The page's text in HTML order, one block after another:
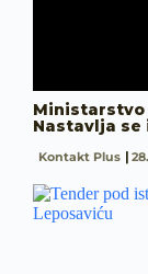
Nastavlja
Kontakt Plus